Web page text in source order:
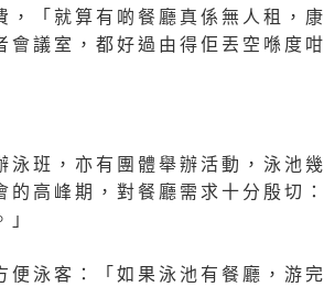
「就算有啲餐廳真係無人租，康
議室，都好過由得佢丟空喺度咁
泳班，亦有團體舉辦活動，泳池幾
高峰期，對餐廳需求十分殷切：
」
泳客：「如果泳池有餐廳，游完